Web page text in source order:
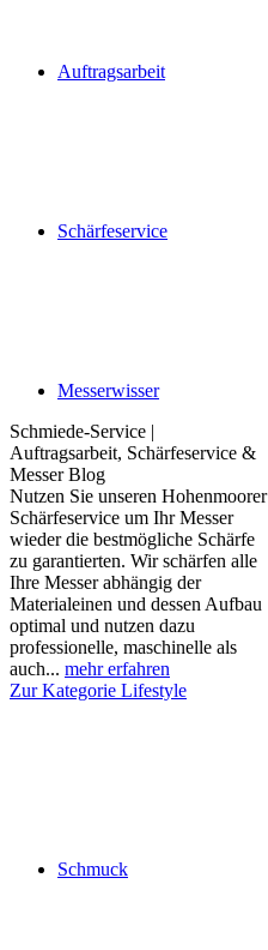
Auftragsarbeit
Schärfeservice
Messerwisser
Schmiede-Service |
Auftragsarbeit, Schärfeservice &
Messer Blog
Nutzen Sie unseren Hohenmoorer
Schärfeservice um Ihr Messer
wieder die bestmögliche Schärfe
zu garantierten. Wir schärfen alle
Ihre Messer abhängig der
Materialeinen und dessen Aufbau
optimal und nutzen dazu
professionelle, maschinelle als
auch... mehr erfahren
Zur Kategorie Lifestyle
Schmuck